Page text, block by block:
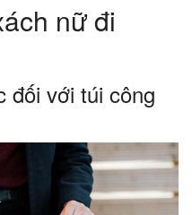
nữ đi
đối với túi công